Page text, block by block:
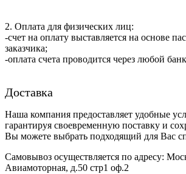
2. Оплата для физических лиц:
-счет на оплату выставляется на основе
заказчика;
-оплата счета проводится через любой
Доставка
Наша компания предоставляет удобные
гарантируя своевременную поставку и
Вы можете выбрать подходящий для Вас
Самовывоз осуществляется по адресу:
Авиамоторная, д.50 стр1 оф.2